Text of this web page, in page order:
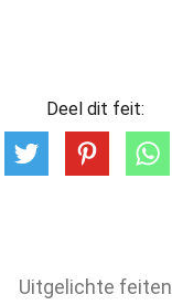
Deel dit feit:
Uitgelichte feiten